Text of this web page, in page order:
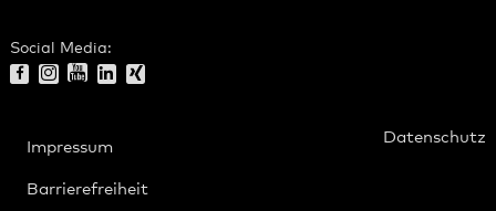
Social Media:
Impressum
Datenschutz
Barrierefreiheit